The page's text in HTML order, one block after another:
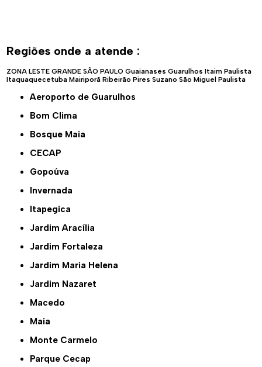
Regiões onde a atende :
ZONA LESTE GRANDE SÃO PAULO Guaianases Guarulhos Itaim Paulista
Itaquaquecetuba Mairiporã Ribeirão Pires Suzano São Miguel Paulista
Aeroporto de Guarulhos
Bom Clima
Bosque Maia
CECAP
Gopoúva
Invernada
Itapegica
Jardim Aracília
Jardim Fortaleza
Jardim Maria Helena
Jardim Nazaret
Macedo
Maia
Monte Carmelo
Parque Cecap